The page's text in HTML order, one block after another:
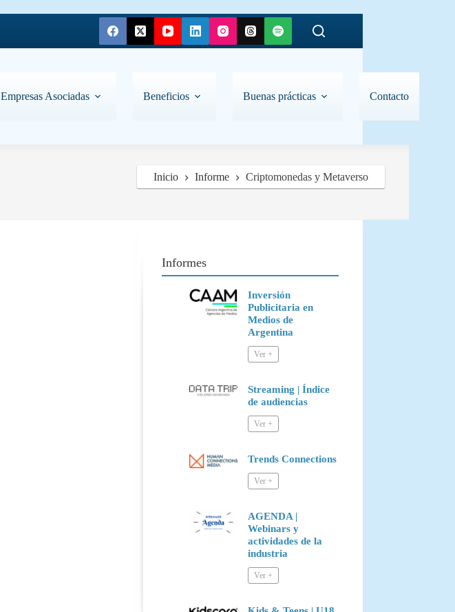
Empresas Asociadas Beneficios Buenas prácticas Contacto
Inicio Informe Criptomonedas y Metaverso
Informes
Inversión
Publicitaria en
Medios de
Argentina
Streaming | Índice
de audiencias
Trends Connections
AGENDA |
Webinars y
actividades de la
industria